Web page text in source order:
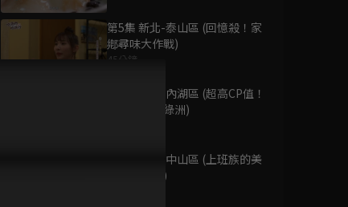
第5集 新北-泰山區 (回憶殺！家
鄕尋味大作戰)
45分鐘
第6集 台北-內湖區 (超高CP值！
美食沙漠變綠洲)
第7集 台北-中山區 (上班族的美
食自救指南)
為您推薦
GIBIATE獵魔武士
已完結 / 共 12 集